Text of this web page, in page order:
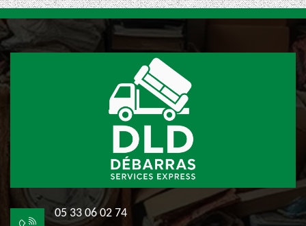
05 33 06 02 74